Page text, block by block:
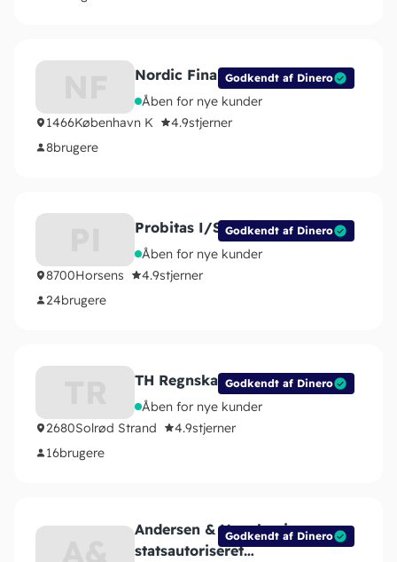
Godkendt af Dinero
Nordic Finans ApS
Åben for nye kunder
1466København K 4.9stjerner
8brugere
Godkendt af Dinero
Probitas I/S
Åben for nye kunder
8700Horsens 4.9stjerner
24brugere
Godkendt af Dinero
TH Regnskab v/Toke Hansen
Åben for nye kunder
2680Solrød Strand 4.9stjerner
16brugere
Godkendt af Dinero
Andersen & Novakovic
statsautoriseret